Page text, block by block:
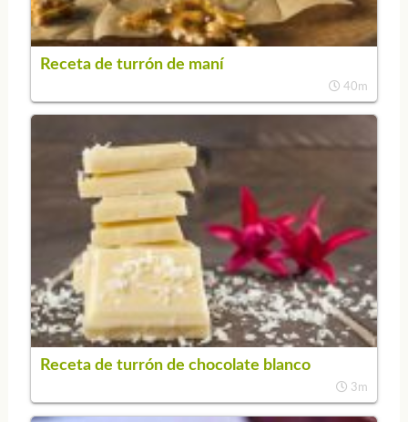
Receta de turrón de maní
40m
Receta de turrón de chocolate blanco
3m